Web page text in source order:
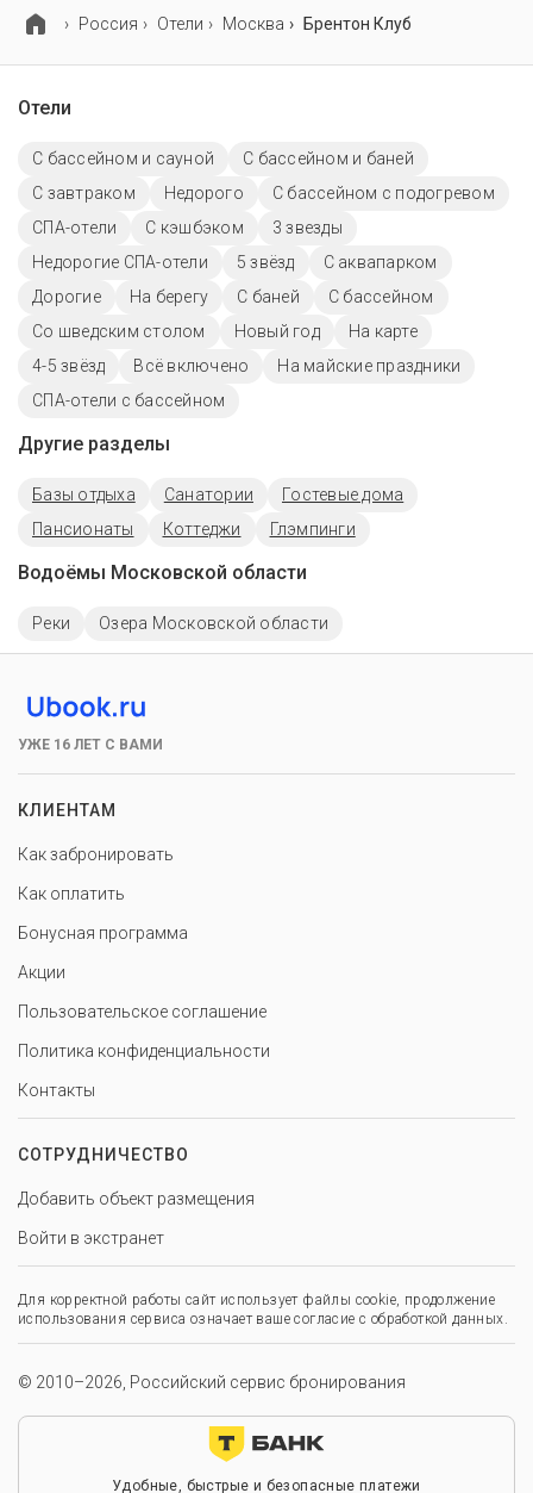
оплачивается отдельно.
Россия Отели Москва Брентон Клуб
Отели
С бассейном и сауной
С бассейном и баней
С завтраком
Недорого
С бассейном с подогревом
СПА-отели
С кэшбэком
3 звезды
Недорогие СПА-отели
5 звёзд
С аквапарком
Дорогие
На берегу С баней
C бассейном
Со шведским столом
Новый год
На карте
4-5 звёзд
Всё включено
На майские праздники
СПА-отели с бассейном
Другие разделы
Базы отдыха Санатории
Гостевые дома
Пансионаты
Коттеджи Глэмпинги
Водоёмы Московской области
Реки Озера Московской области
УЖЕ 16 ЛЕТ С ВАМИ
КЛИЕНТАМ
Как забронировать
Как оплатить
Бонусная программа
Акции
Пользовательское соглашение
Политика конфиденциальности
Контакты
СОТРУДНИЧЕСТВО
Добавить объект размещения
Войти в экстранет
Для корректной работы сайт использует файлы cookie, продолжение
использования сервиса означает ваше согласие с обработкой данных.
© 2010–2026, Российский сервис бронирования
Удобные, быстрые и безопасные платежи